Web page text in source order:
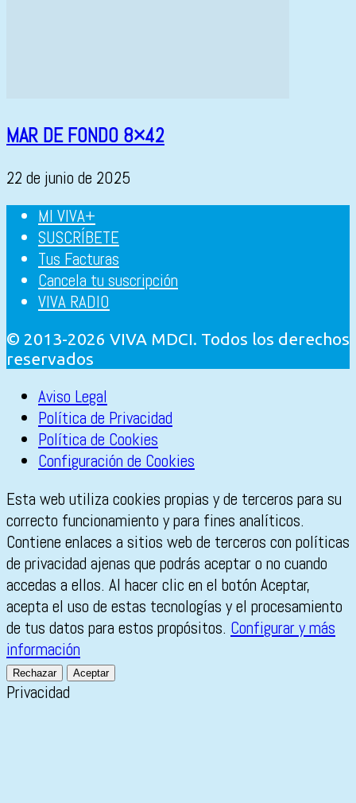
MAR DE FONDO 8×42
22 de junio de 2025
MI VIVA+
SUSCRÍBETE
Tus Facturas
Cancela tu suscripción
VIVA RADIO
© 2013-2026 VIVA MDCI. Todos los derechos
reservados
Aviso Legal
Política de Privacidad
Política de Cookies
Configuración de Cookies
Esta web utiliza cookies propias y de terceros para su
correcto funcionamiento y para fines analíticos.
Contiene enlaces a sitios web de terceros con políticas
de privacidad ajenas que podrás aceptar o no cuando
accedas a ellos. Al hacer clic en el botón Aceptar,
acepta el uso de estas tecnologías y el procesamiento
de tus datos para estos propósitos. Configurar y más
información
Rechazar Aceptar
Privacidad